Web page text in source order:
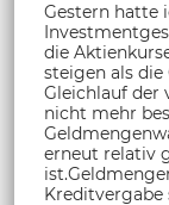
Gestern hatte
die
steigen als
Gleichlauf der
nicht mehr
erneut relativ